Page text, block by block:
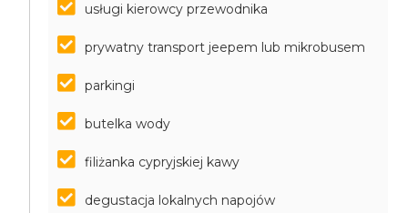
usługi kierowcy przewodnika
prywatny transport jeepem lub mikrobusem
parkingi
butelka wody
filiżanka cypryjskiej kawy
degustacja lokalnych napojów